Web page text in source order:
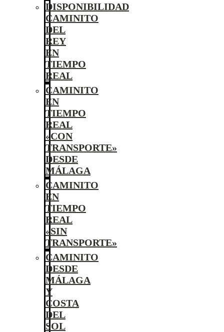
DISPONIBILIDAD
CAMINITO
DEL
REY
EN
TIEMPO
REAL
CAMINITO
EN
TIEMPO
REAL
«CON
TRANSPORTE»
DESDE
MÁLAGA
CAMINITO
EN
TIEMPO
REAL
«SIN
TRANSPORTE»
CAMINITO
DESDE
MÁLAGA
Y
COSTA
DEL
SOL